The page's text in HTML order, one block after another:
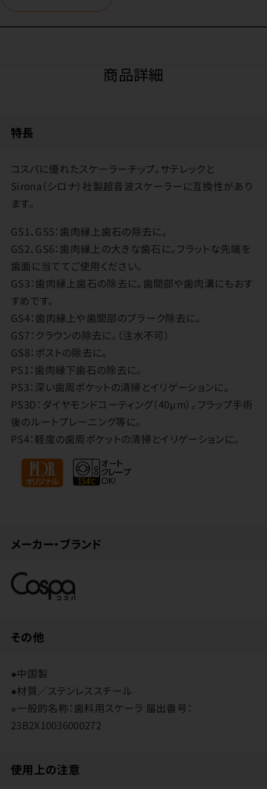
商品詳細
特長
コスパに優れたスケーラーチップ。サテレックと
Sirona（シロナ）社製超音波スケーラーに互換性があり
ます。
GS1、GS5：歯肉縁上歯石の除去に。
GS2、GS6：歯肉縁上の大きな歯石に。フラットな先端を
歯面に当ててご使用ください。
GS3：歯肉縁上歯石の除去に。歯間部や歯肉溝にもおす
すめです。
GS4：歯肉縁上や歯間部のプラーク除去に。
GS7：クラウンの除去に。（注水不可）
GS8：ポストの除去に。
PS1：歯肉縁下歯石の除去に。
PS3：深い歯周ポケットの清掃とイリゲーションに。
PS3D：ダイヤモンドコーティング（40μm）。フラップ手術
後のルートプレーニング等に。
PS4：軽度の歯周ポケットの清掃とイリゲーションに。
メーカー・ブランド
その他
●中国製
●材質／ステンレススチール
※一般的名称：歯科用スケーラ 届出番号：
23B2X10036000272
使用上の注意